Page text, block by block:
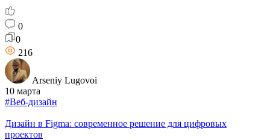
0
0
216
Arseniy Lugovoi
10 марта
#Веб-дизайн
Дизайн в Figma: современное решение для цифровых
проектов